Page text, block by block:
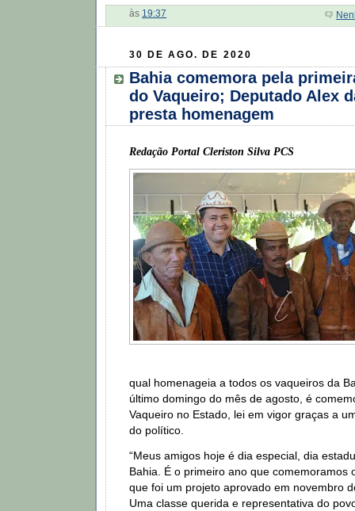
às 19:37
30 DE AGO. DE 2020
Bahia comemora pela
do Vaqueiro; Deputado Alex
presta homenagem
Redação Portal Cleriston Silva PCS
qual homenageia a todos os vaqueiros da
último domingo do mês de agosto, é
Vaqueiro no Estado, lei em vigor graças a
do político.
“Meus amigos hoje é dia especial, dia
Bahia. É o primeiro ano que comemoramos
que foi um projeto aprovado em novembro
Uma classe querida e representativa do